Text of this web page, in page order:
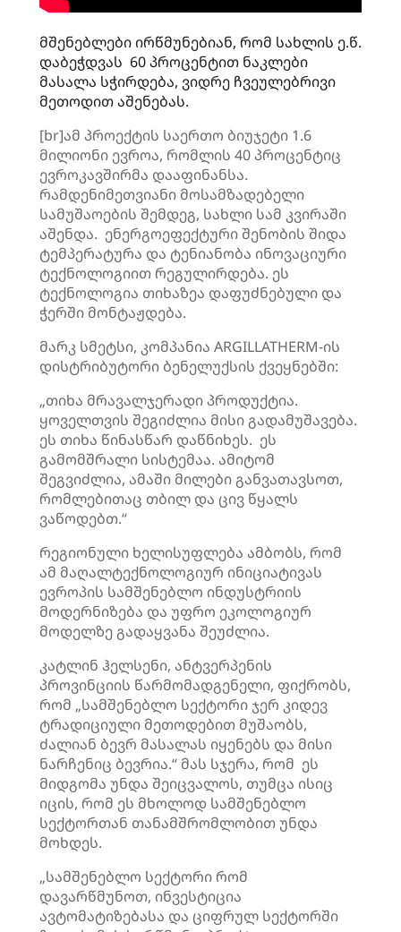
მშენებლები ირწმუნებიან, რომ სახლის ე.წ.
დაბეჭდვას 60 პროცენტით ნაკლები
მასალა სჭირდება, ვიდრე ჩვეულებრივი
მეთოდით აშენებას.
[br]ამ პროექტის საერთო ბიუჯეტი 1.6
მილიონი ევროა, რომლის 40 პროცენტიც
ევროკავშირმა დააფინანსა.
რამდენიმეთვიანი მოსამზადებელი
სამუშაოების შემდეგ, სახლი სამ კვირაში
აშენდა. ენერგოეფექტური შენობის შიდა
ტემპერატურა და ტენიანობა ინოვაციური
ტექნოლოგიით რეგულირდება. ეს
ტექნოლოგია თიხაზეა დაფუძნებული და
ჭერში მონტაჟდება.
მარკ სმეტსი, კომპანია ARGILLATHERM-ის
დისტრიბუტორი ბენელუქსის ქვეყნებში:
„თიხა მრავალჯერადი პროდუქტია.
ყოველთვის შეგიძლია მისი გადამუშავება.
ეს თიხა წინასწარ დაწნიხეს. ეს
გამომშრალი სისტემაა. ამიტომ
შეგვიძლია, ამაში მილები განვათავსოთ,
რომლებითაც თბილ და ცივ წყალს
ვაწოდებთ.“
რეგიონული ხელისუფლება ამბობს, რომ
ამ მაღალტექნოლოგიურ ინიციატივას
ევროპის სამშენებლო ინდუსტრიის
მოდერნიზება და უფრო ეკოლოგიურ
მოდელზე გადაყვანა შეუძლია.
კატლინ ჰელსენი, ანტვერპენის
პროვინციის წარმომადგენელი, ფიქრობს,
რომ „სამშენებლო სექტორი ჯერ კიდევ
ტრადიციული მეთოდებით მუშაობს,
ძალიან ბევრ მასალას იყენებს და მისი
ნარჩენიც ბევრია.“ მას სჯერა, რომ ეს
მიდგომა უნდა შეიცვალოს, თუმცა ისიც
იცის, რომ ეს მხოლოდ სამშენებლო
სექტორთან თანამშრომლობით უნდა
მოხდეს.
„სამშენებლო სექტორი რომ
დავარწმუნოთ, ინვესტიცია
ავტომატიზებასა და ციფრულ სექტორში